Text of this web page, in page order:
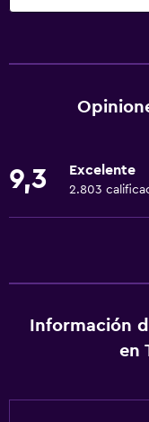
Cajero automático/
Cambio de divisas
Check-out exprés
Check-in/check-out
9,3 Excelente
2.803
Información
en